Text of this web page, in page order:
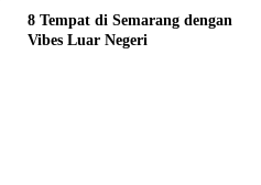
8 Tempat di Semarang dengan
Vibes Luar Negeri